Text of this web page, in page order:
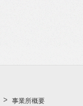
事業所概要